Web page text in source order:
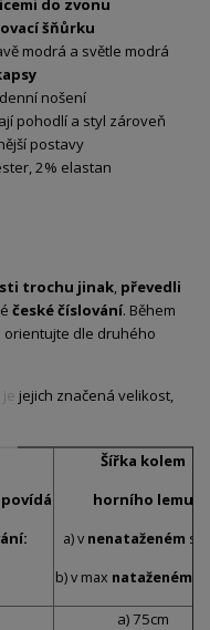
do zvonu
šňůrku
modrá a světle modrá
nošení
pohodlí a styl zároveň
postavy
2% elastan
trochu jinak, převedli
české číslování. Během
orientujte dle druhého
je jejich značená velikost,
Šířka kolem
horního lemu
a) v nenataženém
b) v max nataženém
a) 75cm